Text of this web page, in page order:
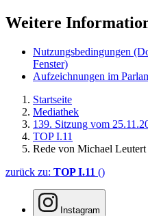
Weitere
Nutzungsbedingungen
Fenster)
Aufzeichnungen im
Startseite
Mediathek
139. Sitzung vom
TOP I.11
Rede von Michael Leutert
zurück zu: TOP I.11 ()
Instagram